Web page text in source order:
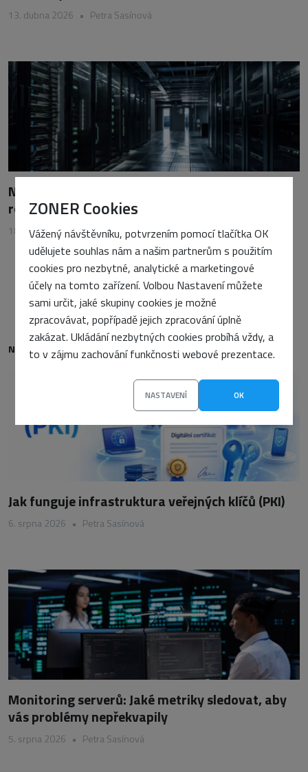
ZONER Cookies
Vážený návštěvníku, potvrzením pomocí tlačítka OK
udělujete souhlas nám a našim partnerům s použitím
cookies pro nezbytné, analytické a marketingové
účely na tomto zařízení. Volbou Nastavení můžete
sami určit, jaké skupiny cookies je možné
zpracovávat, popřípadě jejich zpracování úplně
zakázat. Ukládání nezbytných cookies probíhá vždy, a
to v zájmu zachování funkčnosti webové prezentace.
NASTAVENÍ OK
13. dubna 2026 • Petra Sasínová
Německo masivně investuje do datacenter. Do
roku 2030 chce zdvojnásobit kapacity
18. března 2026 • Petra Sasínová
NEJNOVĚJŠÍ
Jak funguje infrastruktura veřejných klíčů (PKI)
6. srpna 2026 • Petra Sasínová
Monitoring serverů: Jaké metriky sledovat, aby
vás problémy nepřekvapily
5. srpna 2026 • Petra Sasínová